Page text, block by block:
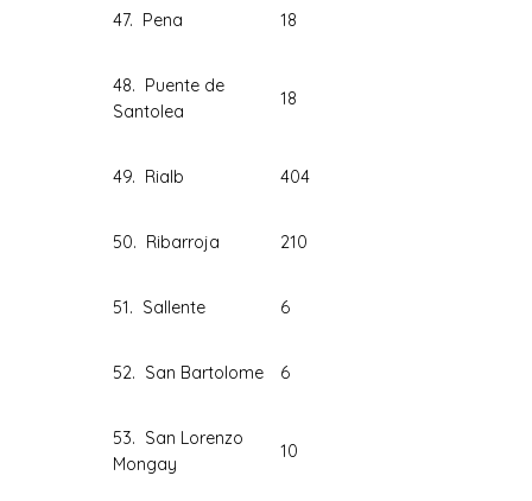
47. Pena 18
48. Puente de
Santolea
18
49. Rialb 404
50. Ribarroja 210
51. Sallente 6
52. San Bartolome 6
53. San Lorenzo
Mongay
10